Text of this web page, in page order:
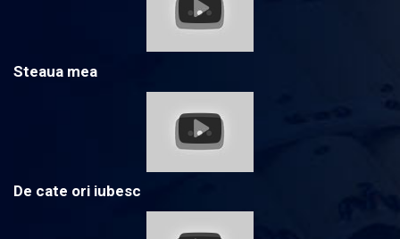
Steaua mea
De cate ori iubesc